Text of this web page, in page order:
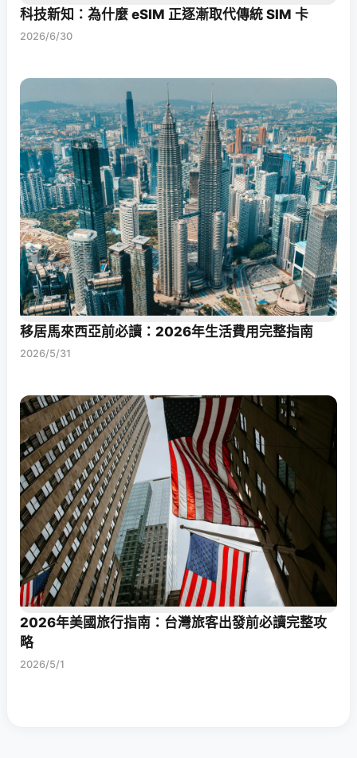
科技新知：為什麼 eSIM 正逐漸取代傳統 SIM 卡
2026/6/30
移居馬來西亞前必讀：2026年生活費用完整指南
2026/5/31
2026年美國旅行指南：台灣旅客出發前必讀完整攻
略
2026/5/1